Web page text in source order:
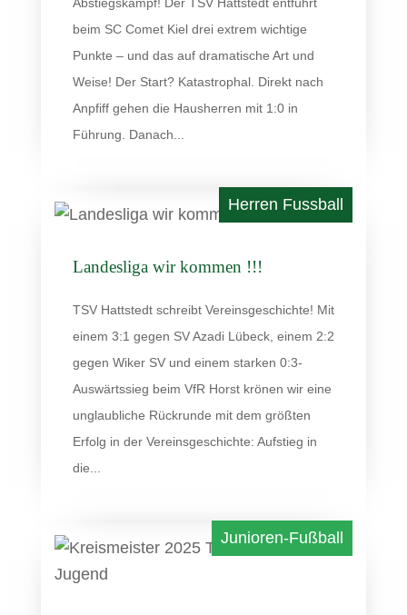
beim SC Comet Kiel drei extrem wichtige
Punkte – und das auf dramatische Art und
Weise! Der Start? Katastrophal. Direkt nach
Anpfiff gehen die Hausherren mit 1:0 in
Führung. Danach...
Landesliga wir kommen !!!
TSV Hattstedt schreibt Vereinsgeschichte! Mit
einem 3:1 gegen SV Azadi Lübeck, einem 2:2
gegen Wiker SV und einem starken 0:3-
Auswärtssieg beim VfR Horst krönen wir eine
unglaubliche Rückrunde mit dem größten
Erfolg in der Vereinsgeschichte: Aufstieg in
die...